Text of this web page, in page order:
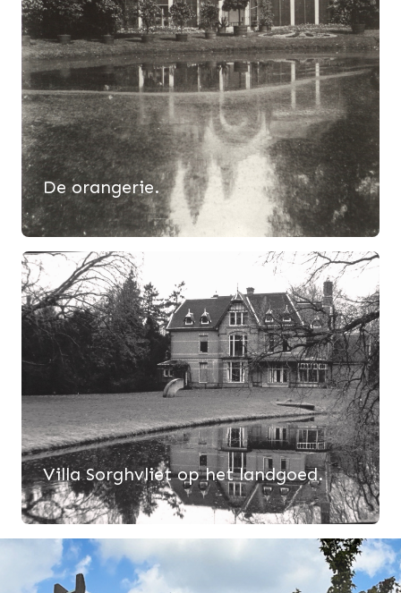
De orangerie.
Villa Sorghvliet op het landgoed.